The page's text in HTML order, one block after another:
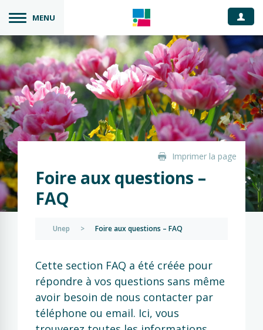
MENU
Imprimer la page
Foire aux questions –
FAQ
Unep > Foire aux questions – FAQ
Cette section FAQ a été créée pour
répondre à vos questions sans même
avoir besoin de nous contacter par
téléphone ou email. Ici, vous